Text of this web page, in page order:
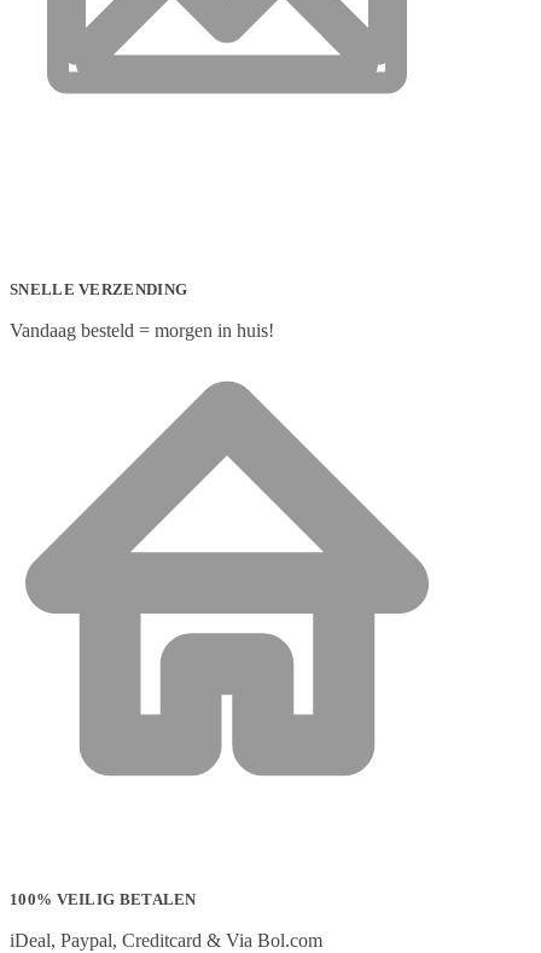
SNELLE VERZENDING
Vandaag besteld = morgen in huis!
100% VEILIG BETALEN
iDeal, Paypal, Creditcard & Via Bol.com